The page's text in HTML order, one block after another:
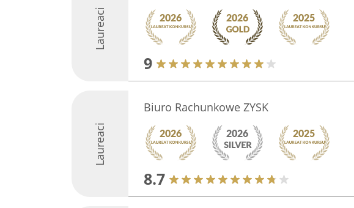
Laureaci
9
Laureaci
Biuro Rachunkowe ZYSK
8.7